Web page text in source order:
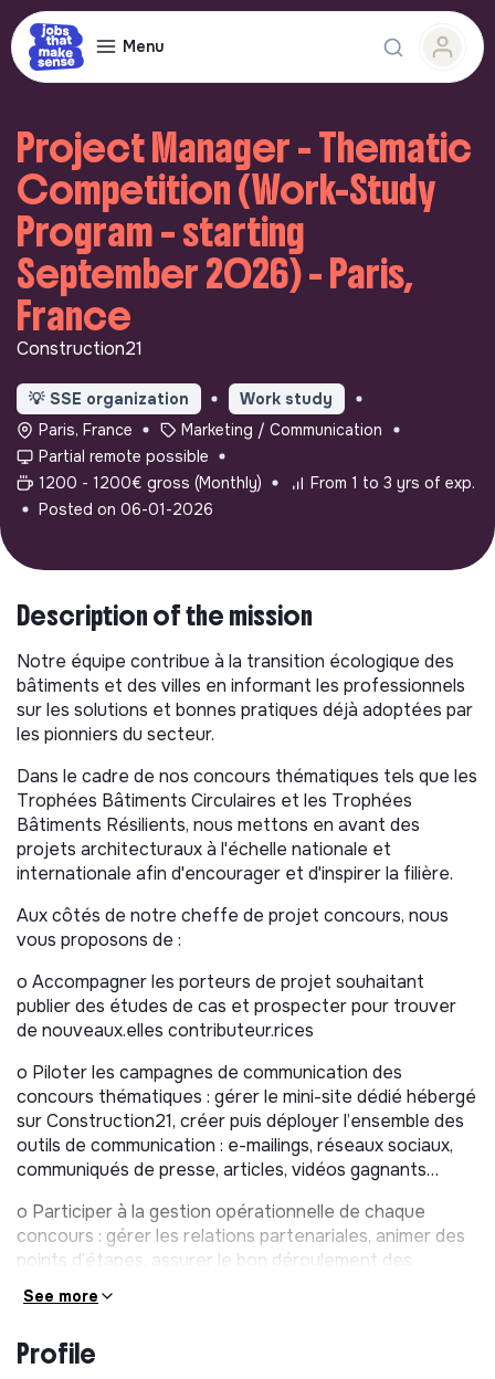
Menu
Project Manager - Thematic
Competition (Work-Study
Program – starting
September 2026) - Paris,
France
Construction21
💡 SSE organization
Work study
Paris, France
Marketing / Communication
Partial remote possible
1200 - 1200€ gross (Monthly)
From 1 to 3 yrs of exp.
Posted on 06-01-2026
Description of the mission
Notre équipe contribue à la transition écologique des
bâtiments et des villes en informant les professionnels
sur les solutions et bonnes pratiques déjà adoptées par
les pionniers du secteur.
Dans le cadre de nos concours thématiques tels que les
Trophées Bâtiments Circulaires et les Trophées
Bâtiments Résilients, nous mettons en avant des
projets architecturaux à l'échelle nationale et
internationale afin d'encourager et d'inspirer la filière.
Aux côtés de notre cheffe de projet concours, nous
vous proposons de :
o Accompagner les porteurs de projet souhaitant
publier des études de cas et prospecter pour trouver
de nouveaux.elles contributeur.rices
o Piloter les campagnes de communication des
concours thématiques : gérer le mini-site dédié hébergé
sur Construction21, créer puis déployer l’ensemble des
outils de communication : e-mailings, réseaux sociaux,
communiqués de presse, articles, vidéos gagnants…
o Participer à la gestion opérationnelle de chaque
concours : gérer les relations partenariales, animer des
points d’étapes, assurer le bon déroulement des
concours, etc
Construction21 :
See more
Profile